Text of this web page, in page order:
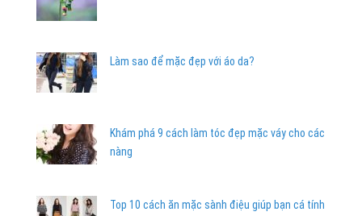
Làm sao để mặc đẹp với áo da?
Khám phá 9 cách làm tóc đẹp mặc váy cho các
nàng
Top 10 cách ăn mặc sành điệu giúp bạn cá tính